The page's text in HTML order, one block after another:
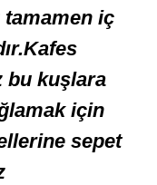
tamamen iç
bu kuşlara
için
sepet